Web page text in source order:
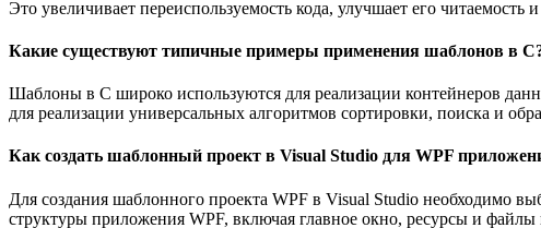
Это увеличивает переиспользуемость кода, улучшает его
Какие существуют типичные примеры применения шаблонов в
Шаблоны в C широко используются для реализации контейнеров
для реализации универсальных алгоритмов сортировки, поиска и
Как создать шаблонный проект в Visual Studio для WPF
Для создания шаблонного проекта WPF в Visual Studio необходимо
структуры приложения WPF, включая главное окно, ресурсы и